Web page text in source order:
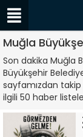
Muğla
Son dakika Muğla
Büyükşehir
sayfamızdan takip
ilgili 50 haber